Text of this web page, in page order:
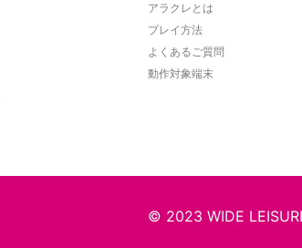
アラクレとは
プレイ方法
よくあるご質問
動作対象端末
© 2023 WIDE